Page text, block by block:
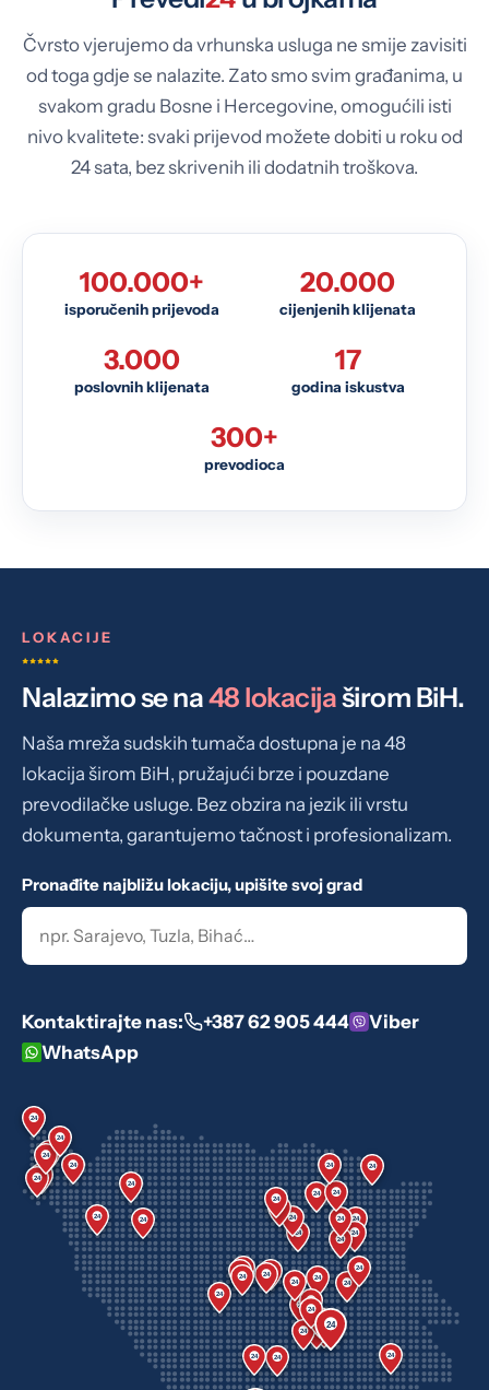
Čvrsto vjerujemo da vrhunska usluga ne smije zavisiti
od toga gdje se nalazite. Zato smo svim građanima, u
svakom gradu Bosne i Hercegovine, omogućili isti
nivo kvalitete: svaki prijevod možete dobiti u roku od
24 sata, bez skrivenih ili dodatnih troškova.
100.000+
isporučenih prijevoda
20.000
cijenjenih klijenata
3.000
poslovnih klijenata
17
godina iskustva
300+
prevodioca
LOKACIJE
Nalazimo se na48 lokacijaširom BiH.
Naša mreža sudskih tumača dostupna je na 48
lokacija širom BiH, pružajući brze i pouzdane
prevodilačke usluge. Bez obzira na jezik ili vrstu
dokumenta, garantujemo tačnost i profesionalizam.
Pronađite najbližu lokaciju, upišite svoj grad
Kontaktirajte nas: +387 62 905 444
Viber
WhatsApp